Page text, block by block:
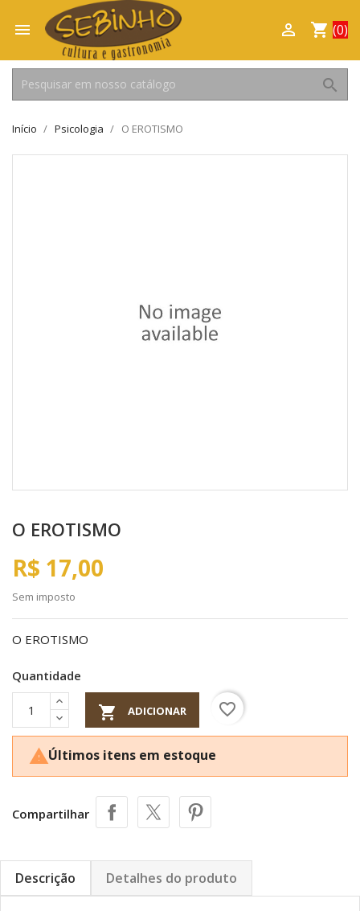
 shopping_cart (0)

search
Início Psicologia O EROTISMO
O EROTISMO
R$ 17,00
Sem imposto
O EROTISMO
Quantidade
 ADICIONAR favorite_border
Últimos itens em estoque
Compartilhar
Descrição Detalhes do produto